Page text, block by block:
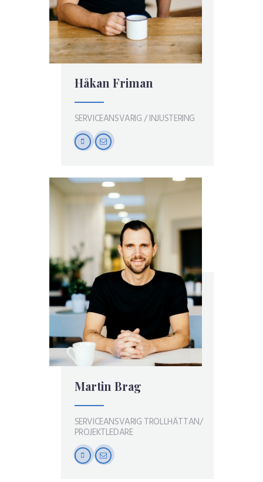
Håkan Friman
SERVICEANSVARIG / INJUSTERING
mobilemail-
Martin Brag
SERVICEANSVARIG TROLLHÄTTAN/
PROJEKTLEDARE
mobilemail-